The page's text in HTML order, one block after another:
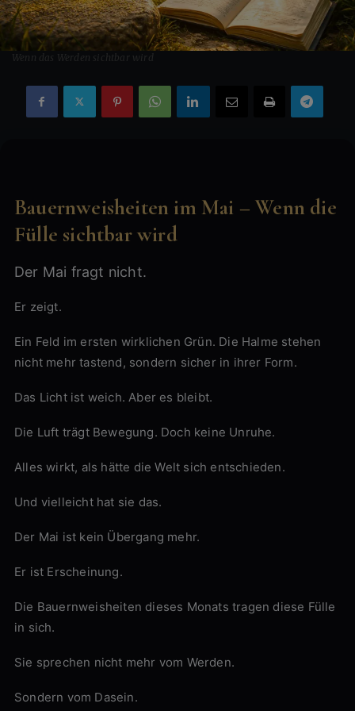
Wenn das Werden sichtbar wird
Bauernweisheiten im Mai – Wenn die
Fülle sichtbar wird
Der Mai fragt nicht.
Er zeigt.
Ein Feld im ersten wirklichen Grün. Die Halme stehen
nicht mehr tastend, sondern sicher in ihrer Form.
Das Licht ist weich. Aber es bleibt.
Die Luft trägt Bewegung. Doch keine Unruhe.
Alles wirkt, als hätte die Welt sich entschieden.
Und vielleicht hat sie das.
Der Mai ist kein Übergang mehr.
Er ist Erscheinung.
Die Bauernweisheiten dieses Monats tragen diese Fülle
in sich.
Sie sprechen nicht mehr vom Werden.
Sondern vom Dasein.